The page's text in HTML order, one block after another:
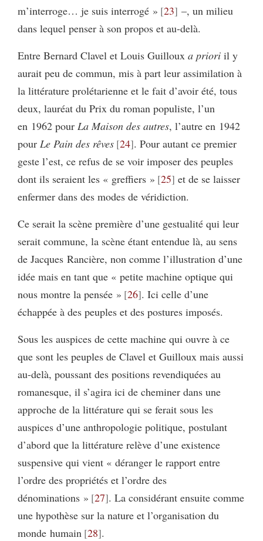
m’interroge… je suis interrogé » 23 –, un milieu
dans lequel penser à son propos et au-delà.
Entre Bernard Clavel et Louis Guilloux a priori il y
aurait peu de commun, mis à part leur assimilation à
la littérature prolétarienne et le fait d’avoir été, tous
deux, lauréat du Prix du roman populiste, l’un
en 1962 pour La Maison des autres, l’autre en 1942
pour Le Pain des rêves 24 . Pour autant ce premier
geste l’est, ce refus de se voir imposer des peuples
dont ils seraient les « greffiers » 25 et de se laisser
enfermer dans des modes de véridiction.
Ce serait la scène première d’une gestualité qui leur
serait commune, la scène étant entendue là, au sens
de Jacques Rancière, non comme l’illustration d’une
idée mais en tant que « petite machine optique qui
nous montre la pensée » 26 . Ici celle d’une
échappée à des peuples et des postures imposés.
Sous les auspices de cette machine qui ouvre à ce
que sont les peuples de Clavel et Guilloux mais aussi
au-delà, poussant des positions revendiquées au
romanesque, il s’agira ici de cheminer dans une
approche de la littérature qui se ferait sous les
auspices d’une anthropologie politique, postulant
d’abord que la littérature relève d’une existence
suspensive qui vient « déranger le rapport entre
l’ordre des propriétés et l’ordre des
dénominations » 27 . La considérant ensuite comme
une hypothèse sur la nature et l’organisation du
monde humain 28 .